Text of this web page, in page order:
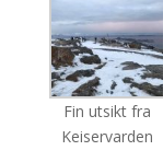
Fin utsikt fra
Keiservarden